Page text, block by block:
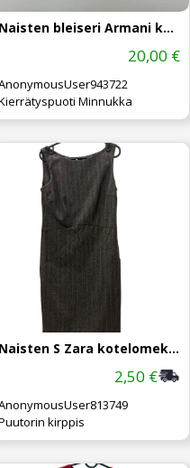
Naisten bleiseri Armani koko: 38
20,00 €
Minnukka
Naisten S Zara kotelomekko
2,50 €
kirppis